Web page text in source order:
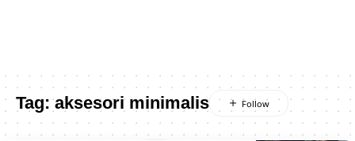
Tag:aksesori minimalis